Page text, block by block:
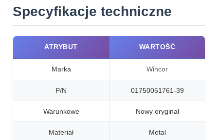
Specyfikacje techniczne
ATRYBUT WARTOŚĆ
Marka Wincor
P/N 01750051761-39
Warunkowe Nowy oryginał
Materiał Metal